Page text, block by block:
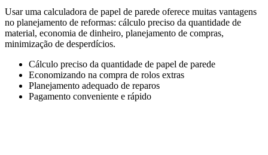
Usar uma calculadora de papel de parede oferece muitas vantagens
no planejamento de reformas: cálculo preciso da quantidade de
material, economia de dinheiro, planejamento de compras,
minimização de desperdícios.
Cálculo preciso da quantidade de papel de parede
Economizando na compra de rolos extras
Planejamento adequado de reparos
Pagamento conveniente e rápido